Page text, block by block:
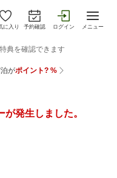
に入り 予約確認 ログイン メニュー
発生しました。